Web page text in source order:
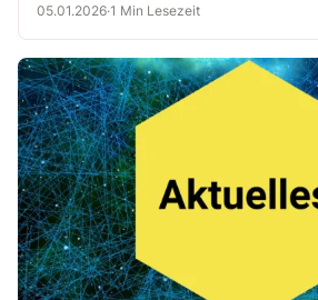
05.01.2026·1 Min Lesezeit